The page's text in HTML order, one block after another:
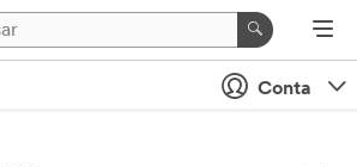
Conta